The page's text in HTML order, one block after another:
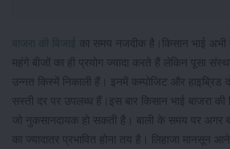
बाजरा की बिजाई
का समय नजदीक है।किसान भाई अभी
महंगे बीजों का ही प्रयोग ज्यादा करते हैं लेकिन पूसा
उन्नत किस्में निकाली हैं। इनमें कम्पोजिट और हाइब्रिड
सस्ती दर पर उपलब्ध हैं।इस बार किसान भाई बाजरा
जो नुकसानदायक हो सकती है। बाली के समय पर अगर
का ज्यादातर प्रभावित होना तय है। लिहाजा मानसून